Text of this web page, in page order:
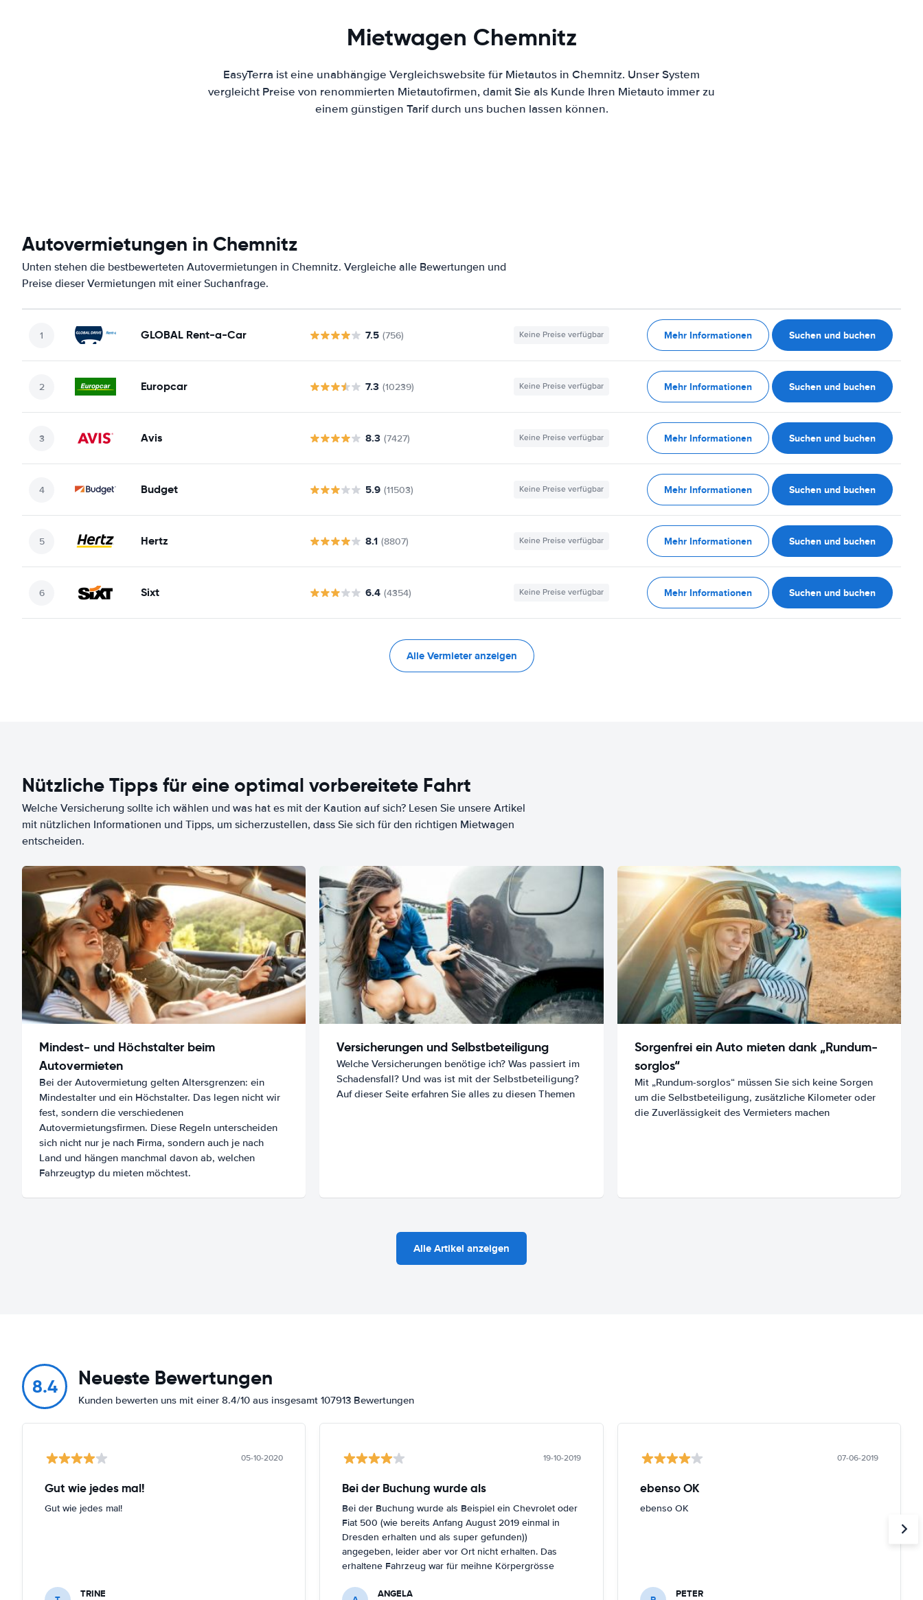
Mietwagen Chemnitz
EasyTerra ist eine unabhängige Vergleichswebsite für Mietautos in Chemnitz. Unser System
vergleicht Preise von renommierten Mietautofirmen, damit Sie als Kunde Ihren Mietauto immer zu
einem günstigen Tarif durch uns buchen lassen können.
Autovermietungen in Chemnitz
Unten stehen die bestbewerteten Autovermietungen in Chemnitz. Vergleiche alle Bewertungen und
Preise dieser Vermietungen mit einer Suchanfrage.
GLOBAL Rent-a-Car 7.5 (756) Keine Preise verfügbar Mehr Informationen Suchen und buchen
Europcar 7.3 (10239) Keine Preise verfügbar Mehr Informationen Suchen und buchen
Avis 8.3 (7427) Keine Preise verfügbar Mehr Informationen Suchen und buchen
Budget 5.9 (11503) Keine Preise verfügbar Mehr Informationen Suchen und buchen
Hertz 8.1 (8807) Keine Preise verfügbar Mehr Informationen Suchen und buchen
Sixt 6.4 (4354) Keine Preise verfügbar Mehr Informationen Suchen und buchen
Alle Vermieter anzeigen
Nützliche Tipps für eine optimal vorbereitete Fahrt
Welche Versicherung sollte ich wählen und was hat es mit der Kaution auf sich? Lesen Sie unsere Artikel
mit nützlichen Informationen und Tipps, um sicherzustellen, dass Sie sich für den richtigen Mietwagen
entscheiden.
Mindest- und Höchstalter beim
Autovermieten
Bei der Autovermietung gelten Altersgrenzen: ein
Mindestalter und ein Höchstalter. Das legen nicht wir
fest, sondern die verschiedenen
Autovermietungsfirmen. Diese Regeln unterscheiden
sich nicht nur je nach Firma, sondern auch je nach
Land und hängen manchmal davon ab, welchen
Fahrzeugtyp du mieten möchtest.
Versicherungen und Selbstbeteiligung
Welche Versicherungen benötige ich? Was passiert im
Schadensfall? Und was ist mit der Selbstbeteiligung?
Auf dieser Seite erfahren Sie alles zu diesen Themen
Sorgenfrei ein Auto mieten dank „Rundum-
sorglos“
Mit „Rundum-sorglos“ müssen Sie sich keine Sorgen
um die Selbstbeteiligung, zusätzliche Kilometer oder
die Zuverlässigkeit des Vermieters machen
Alle Artikel anzeigen
8.4 Neueste Bewertungen
Kunden bewerten uns mit einer 8.4/10 aus insgesamt 107913 Bewertungen
05-10-2020
Gut wie jedes mal!
Gut wie jedes mal!
TRINE
19-10-2019
Bei der Buchung wurde als
Bei der Buchung wurde als Beispiel ein Chevrolet oder
Fiat 500 (wie bereits Anfang August 2019 einmal in
Dresden erhalten und als super gefunden))
angegeben, leider aber vor Ort nicht erhalten. Das
erhaltene Fahrzeug war für meihne Körpergrösse
Schönefeld kein anderes Fahrzeug bekommen.
ANGELA
07-06-2019
ebenso OK
ebenso OK
PETER